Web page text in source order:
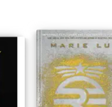
aus ihren Sichten berichtet
gestört, ich konnte mich
in sie hinein versetzen. Sie
(*hust* vor allem Day *hust*)
mir der Aufbau der Welt
nur die Stadt, sondern
der Kleidung, da sie